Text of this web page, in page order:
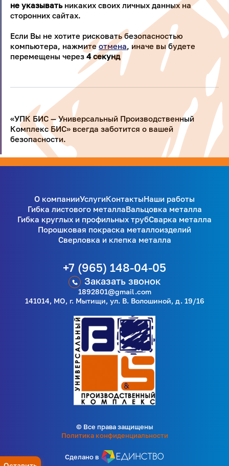
не указыватьникаких своих личных данных на
сторонних сайтах.
Если Вы не хотите рисковать безопасностью
компьютера, нажмитеотмена, иначе вы будете
перемещены через 4секунд
«УПК БИС — Универсальный Производственный
Комплекс БИС» всегда заботится о вашей
безопасности.
О компанииУслугиКонтактыНаши работы
Гибка листового металлаВальцовка металла
Гибка круглых и профильных трубСварка металла
Порошковая покраска металлоизделий
Сверловка и клепка металла
+7 (965) 148-04-05
Заказать звонок
1892801@gmail.com
141014, МО, г. Мытищи, ул. В. Волошиной, д. 19/16
Сделано в
© Все права защищены
Политика конфиденциальности